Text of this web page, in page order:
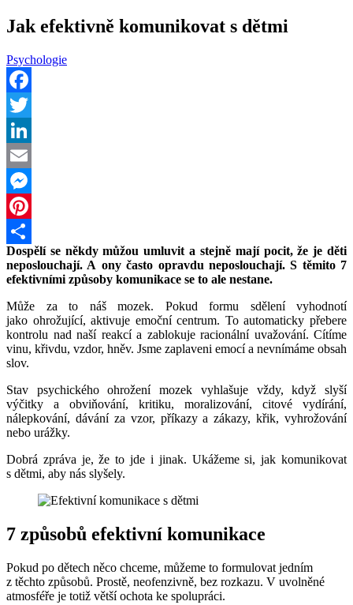
Jak efektivně komunikovat s dětmi
Psychologie
Facebook
Twitter
LinkedIn
Email
Messenger
Pinterest
Share
Dospělí se někdy můžou umluvit a stejně mají pocit, že je děti
neposlouchají. A ony často opravdu neposlouchají. S těmito 7
efektivními způsoby komunikace se to ale nestane.
Může za to náš mozek. Pokud formu sdělení vyhodnotí
jako ohrožující, aktivuje emoční centrum. To automaticky přebere
kontrolu nad naší reakcí a zablokuje racionální uvažování. Cítíme
vinu, křivdu, vzdor, hněv. Jsme zaplaveni emocí a nevnímáme obsah
slov.
Stav psychického ohrožení mozek vyhlašuje vždy, když slyší
výčitky a obviňování, kritiku, moralizování, citové vydírání,
nálepkování, dávání za vzor, příkazy a zákazy, křik, vyhrožování
nebo urážky.
Dobrá zpráva je, že to jde i jinak. Ukážeme si, jak komunikovat
s dětmi, aby nás slyšely.
7 způsobů efektivní komunikace
Pokud po dětech něco chceme, můžeme to formulovat jedním
z těchto způsobů. Prostě, neofenzivně, bez rozkazu. V uvolněné
atmosféře je totiž větší ochota ke spolupráci.